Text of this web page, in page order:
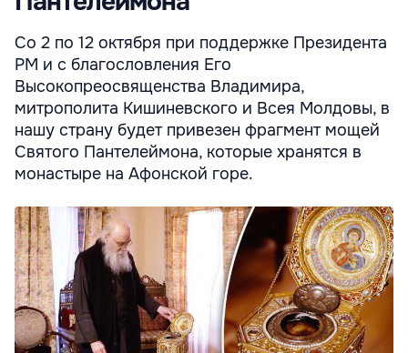
Со 2 по 12 октября при поддержке Президента
РМ и с благословления Его
Высокопреосвященства Владимира,
митрополита Кишиневского и Всея Молдовы, в
нашу страну будет привезен фрагмент мощей
Святого Пантелеймона, которые хранятся в
монастыре на Афонской горе.